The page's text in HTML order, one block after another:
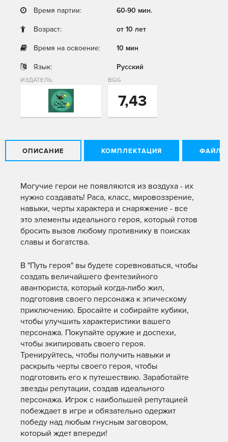
Время партии: 60-90 мин.
Возраст: от 10 лет
Время на освоение: 10 мин
Язык: Русский
ИЗДАТЕЛЬ BGG
7,43
ОПИСАНИЕ КОМПЛЕКТАЦИЯ ФАЙЛЫ
Могучие герои не появляются из воздуха - их
нужно создавать! Раса, класс, мировоззрение,
навыки, черты характера и снаряжение - все
это элементы идеального героя, который готов
бросить вызов любому противнику в поисках
славы и богатства.
В "Путь героя" вы будете соревноваться, чтобы
создать величайшего фентезийного
авантюриста, который когда-либо жил,
подготовив своего персонажа к эпическому
приключению. Бросайте и собирайте кубики,
чтобы улучшить характеристики вашего
персонажа. Покупайте оружие и доспехи,
чтобы экипировать своего героя.
Тренируйтесь, чтобы получить навыки и
раскрыть черты своего героя, чтобы
подготовить его к путешествию. Заработайте
звезды репутации, создав идеального
персонажа. Игрок с наибольшей репутацией
побеждает в игре и обязательно одержит
победу над любым гнусным заговором,
который ждет впереди!